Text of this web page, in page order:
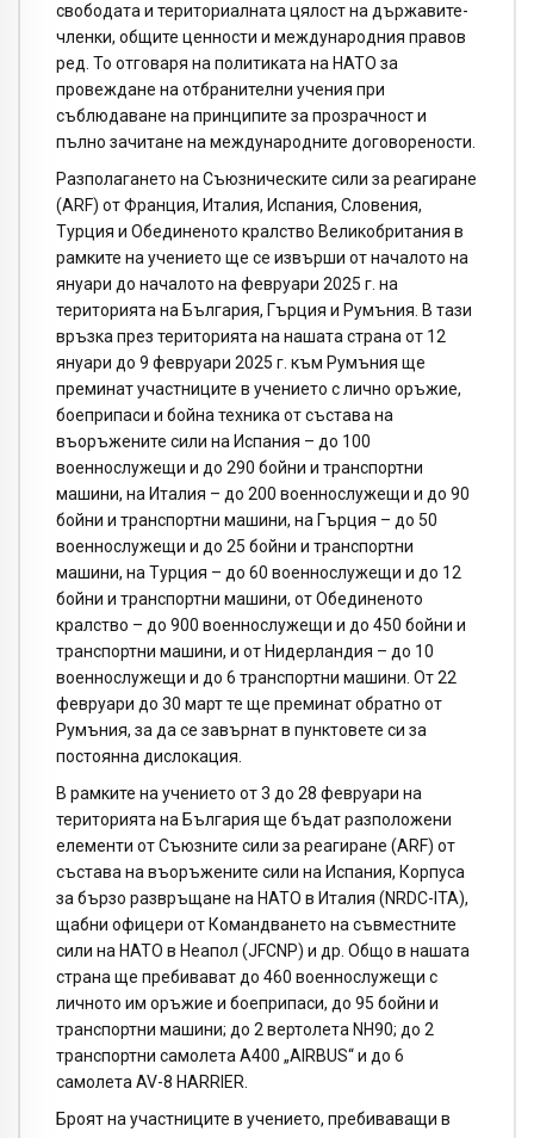
свободата и териториалната цялост на държавите-
членки, общите ценности и международния правов
ред. То отговаря на политиката на НАТО за
провеждане на отбранителни учения при
съблюдаване на принципите за прозрачност и
пълно зачитане на международните договорености.
Разполагането на Съюзническите сили за реагиране
(ARF) от Франция, Италия, Испания, Словения,
Турция и Обединеното кралство Великобритания в
рамките на учението ще се извърши от началото на
януари до началото на февруари 2025 г. на
територията на България, Гърция и Румъния. В тази
връзка през територията на нашата страна от 12
януари до 9 февруари 2025 г. към Румъния ще
преминат участниците в учението с лично оръжие,
боеприпаси и бойна техника от състава на
въоръжените сили на Испания – до 100
военнослужещи и до 290 бойни и транспортни
машини, на Италия – до 200 военнослужещи и до 90
бойни и транспортни машини, на Гърция – до 50
военнослужещи и до 25 бойни и транспортни
машини, на Турция – до 60 военнослужещи и до 12
бойни и транспортни машини, от Обединеното
кралство – до 900 военнослужещи и до 450 бойни и
транспортни машини, и от Нидерландия – до 10
военнослужещи и до 6 транспортни машини. От 22
февруари до 30 март те ще преминат обратно от
Румъния, за да се завърнат в пунктовете си за
постоянна дислокация.
В рамките на учението от 3 до 28 февруари на
територията на България ще бъдат разположени
елементи от Съюзните сили за реагиране (ARF) от
състава на въоръжените сили на Испания, Корпуса
за бързо развръщане на НАТО в Италия (NRDC-ITA),
щабни офицери от Командването на съвместните
сили на НАТО в Неапол (JFCNP) и др. Общо в нашата
страна ще пребивават до 460 военнослужещи с
личното им оръжие и боеприпаси, до 95 бойни и
транспортни машини; до 2 вертолета NH90; до 2
транспортни самолета A400 „AIRBUS“ и до 6
самолета AV-8 HARRIER.
Броят на участниците в учението, пребиваващи в